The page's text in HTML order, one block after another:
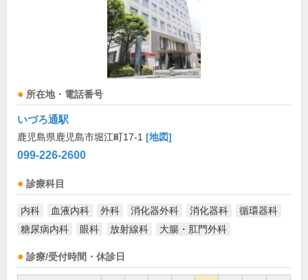
所在地・電話番号
いづろ通駅
鹿児島県鹿児島市堀江町17-1 [地図]
099-226-2600
診療科目
内科 血液内科 外科 消化器外科 消化器科
循環器科
糖尿病内科
眼科 放射線科 大腸・肛門外科
診療/受付時間・休診日